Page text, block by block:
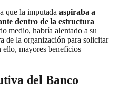
que la imputada aspiraba a
dentro de la estructura
medio, habría alentado a su
de la organización para solicitar
ello, mayores beneficios
del Banco